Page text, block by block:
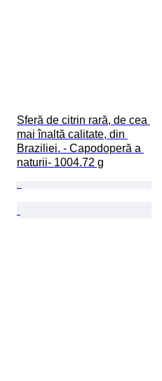
Sferă de citrin rară, de cea
mai înaltă calitate, din
Braziliei. - Capodoperă a
naturii- 1004.72 g